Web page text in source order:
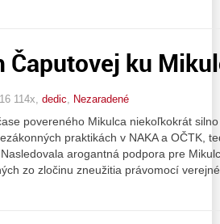
Čaputovej ku
114x, dedic, Nezaradené
povereného Mikulca niekoľkokrát
praktikách v NAKA a OČTK,
arogantná podpora pre
zo zločinu zneužitia právomocí